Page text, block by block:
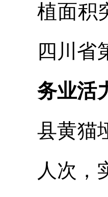
植面积
四川省
务业活
县黄猫
人次，